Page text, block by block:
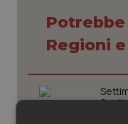
Veneto
Oncologia &
Regioni